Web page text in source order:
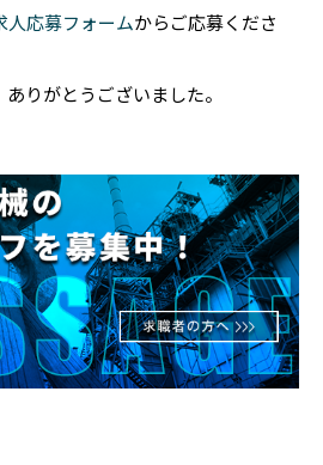
人応募フォームからご応募くださ
りがとうございました。